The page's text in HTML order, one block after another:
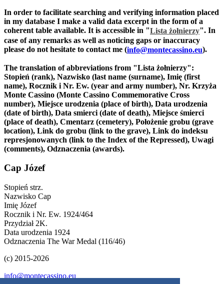
In order to facilitate searching and verifying information placed
in my database I make a valid data excerpt in the form of a
coherent table available. It is accessible in "Lista żołnierzy". In
case of any remarks as well as noticing gaps or inaccuracy
please do not hesitate to contact me (info@montecassino.eu).
The translation of abbreviations from "Lista żołnierzy":
Stopień (rank), Nazwisko (last name (surname), Imię (first
name), Rocznik i Nr. Ew. (year and army number), Nr. Krzyża
Monte Cassino (Monte Cassino Commemorative Cross
number), Miejsce urodzenia (place of birth), Data urodzenia
(date of birth), Data smierci (date of death), Miejsce śmierci
(place of death), Cmentarz (cemetery), Położenie grobu (grave
location), Link do grobu (link to the grave), Link do indeksu
represjonowanych (link to the Index of the Repressed), Uwagi
(comments), Odznaczenia (awards).
Cap Józef
Stopień strz.
Nazwisko Cap
Imię Józef
Rocznik i Nr. Ew. 1924/464
Przydział 2K.
Data urodzenia 1924
Odznaczenia The War Medal (116/46)
(c) 2015-2026
info@montecassino.eu